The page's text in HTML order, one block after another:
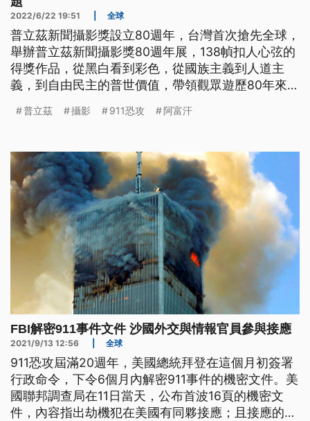
2022/6/22 19:51 全球
普立茲新聞攝影獎設立80週年，台灣首次搶先全球，
舉辦普立茲新聞攝影獎80週年展，138幀扣人心弦的
得獎作品，從黑白看到彩色，從國族主義到人道主
義，到自由民主的普世價值，帶領觀眾遊歷80年來的
普立茲 攝影 911恐攻 阿富汗
FBI解密911事件文件 沙國外交與情報官員參與接應
2021/9/13 12:56 全球
911恐攻屆滿20週年，美國總統拜登在這個月初簽署
行政命令，下令6個月內解密911事件的機密文件。美
國聯邦調查局在11日當天，公布首波16頁的機密文
件，內容指出劫機犯在美國有同夥接應；且接應的兩